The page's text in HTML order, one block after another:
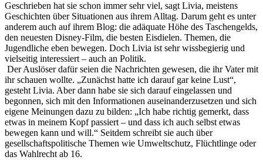
Geschrieben hat sie schon immer sehr viel, sagt Livia, meistens
Geschichten über Situationen aus ihrem Alltag. Darum geht es unter
anderem auch auf ihrem Blog: die adäquate Höhe des Taschengelds,
den neuesten Disney-Film, die besten Eisdielen. Themen, die
Jugendliche eben bewegen. Doch Livia ist sehr wissbegierig und
vielseitig interessiert – auch an Politik.
Der Auslöser dafür seien die Nachrichten gewesen, die ihr Vater mit
ihr schauen wollte. „Zunächst hatte ich darauf gar keine Lust“,
gesteht Livia. Aber dann habe sie sich darauf eingelassen und
begonnen, sich mit den Informationen auseinanderzusetzen und sich
eigene Meinungen dazu zu bilden: „Ich habe richtig gemerkt, dass
etwas in meinem Kopf passiert – und dass ich auch selbst etwas
bewegen kann und will.“ Seitdem schreibt sie auch über
gesellschaftspolitische Themen wie Umweltschutz, Flüchtlinge oder
das Wahlrecht ab 16.